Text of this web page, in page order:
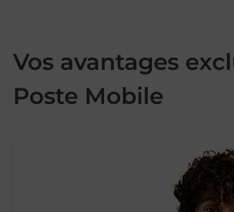
Vos avantages
Poste Mobile